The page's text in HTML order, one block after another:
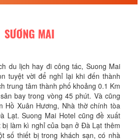
SƯƠNG MAI
du lịch hay đi công tác, Suong Mai
tuyệt vời để nghỉ lại khi đến thành
trung tâm thành phố khoảng 0.1 Km
bay trong vòng 45 phút. Và cũng
Hồ Xuân Hương, Nhà thờ chính tòa
Lạt. Suong Mai Hotel cũng đề xuất
làm kì nghỉ của bạn ở Đà Lạt thêm
số thiết bị trong khách sạn, có nhà